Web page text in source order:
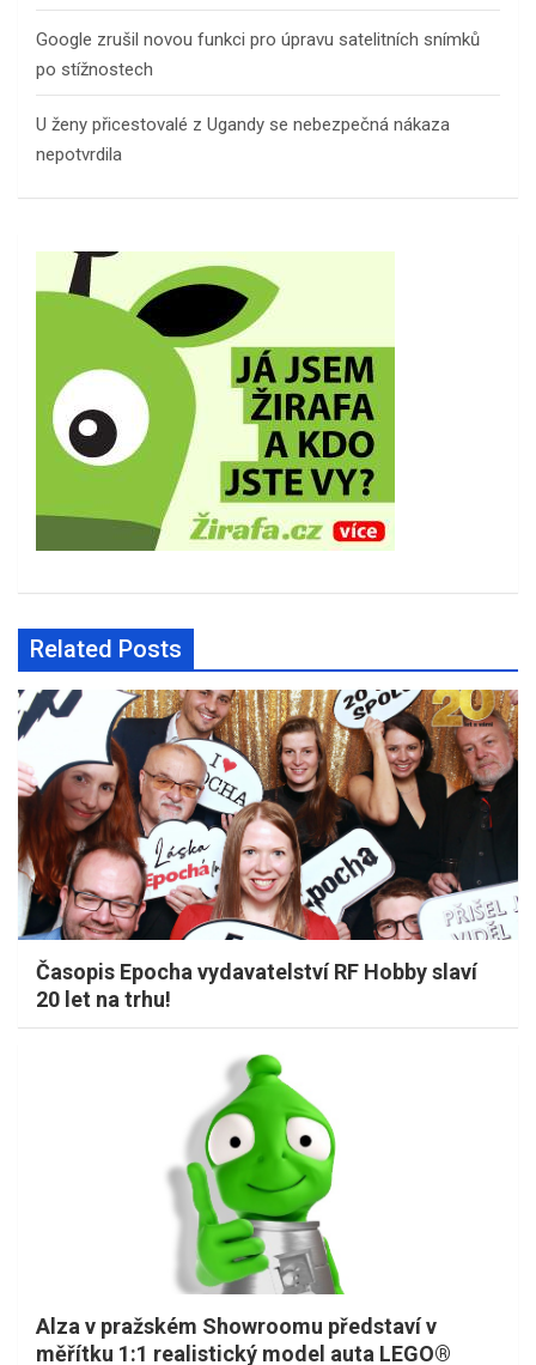
Google zrušil novou funkci pro úpravu satelitních snímků
po stížnostech
U ženy přicestovalé z Ugandy se nebezpečná nákaza
nepotvrdila
Related Posts
Časopis Epocha vydavatelství RF Hobby slaví
20 let na trhu!
Alza v pražském Showroomu představí v
měřítku 1:1 realistický model auta LEGO®